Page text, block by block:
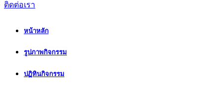
ติดต่อเรา
หน้าหลัก
รูปภาพกิจกรรม
ปฏิทินกิจกรรม